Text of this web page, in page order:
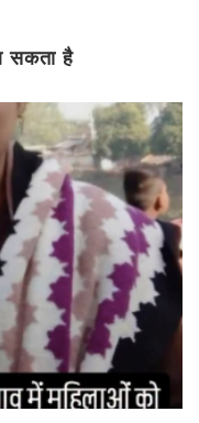
सकता है